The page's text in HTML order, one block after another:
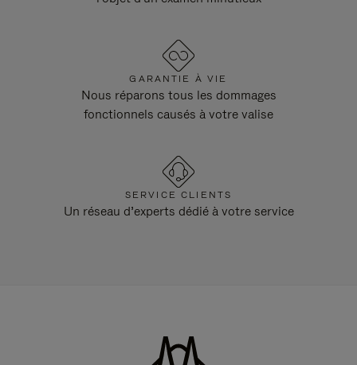
GARANTIE À VIE
Nous réparons tous les dommages
fonctionnels causés à votre valise
SERVICE CLIENTS
Un réseau d’experts dédié à votre service